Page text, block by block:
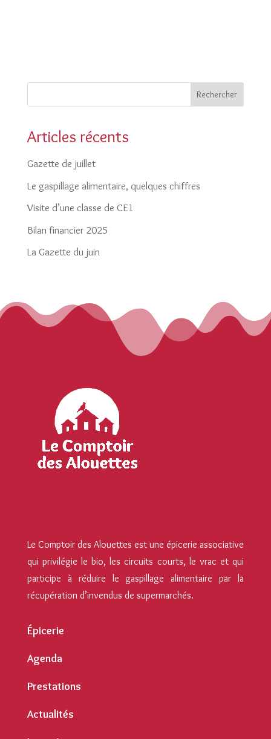
Rechercher
Articles récents
Gazette de juillet
Le gaspillage alimentaire, quelques chiffres
Visite d’une classe de CE1
Bilan financier 2025
La Gazette du juin
Le Comptoir des Alouettes est une épicerie associative
qui privilégie le bio, les circuits courts, le vrac et qui
participe à réduire le gaspillage alimentaire par la
récupération d’invendus de supermarchés.
Épicerie
Agenda
Prestations
Actualités